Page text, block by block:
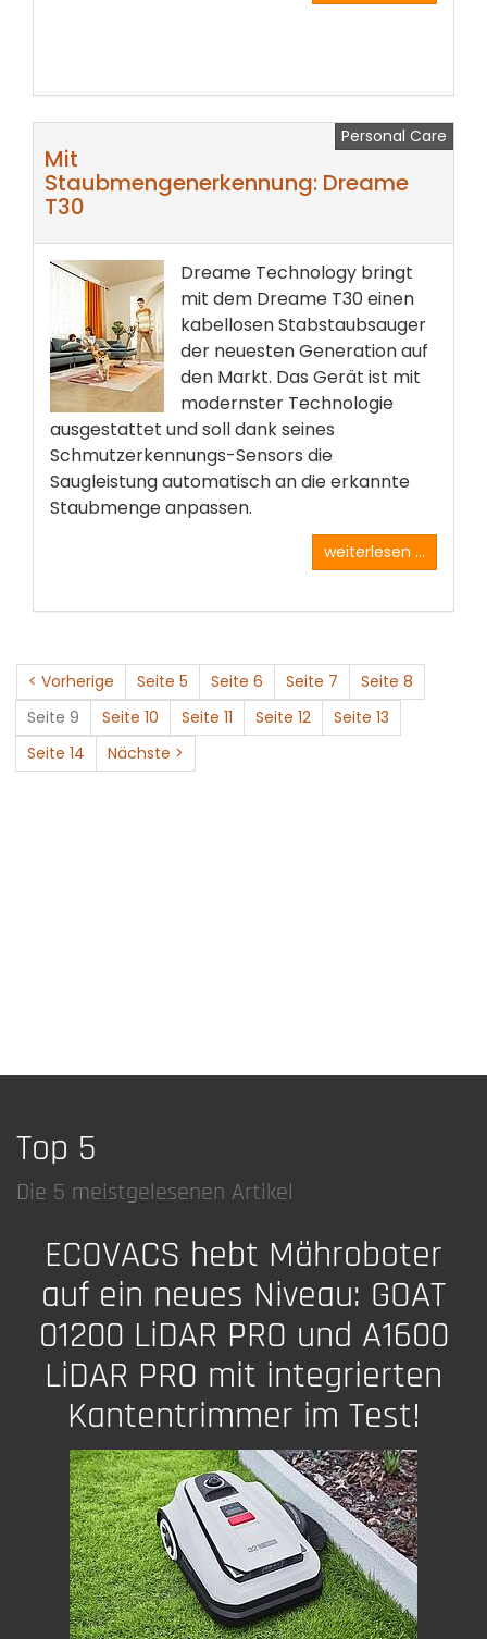
Personal Care
Mit
Staubmengenerkennung: Dreame
T30
Dreame Technology bringt
mit dem Dreame T30 einen
kabellosen Stabstaubsauger
der neuesten Generation auf
den Markt. Das Gerät ist mit
modernster Technologie
ausgestattet und soll dank seines
Schmutzerkennungs-Sensors die
Saugleistung automatisch an die erkannte
Staubmenge anpassen.
weiterlesen ...
< Vorherige Seite 5 Seite 6 Seite 7
Seite 8
Seite 9
Seite 10 Seite 11 Seite 12
Seite 13
Seite 14
Nächste >
Top 5
Die 5 meistgelesenen Artikel
ECOVACS hebt Mähroboter
auf ein neues Niveau: GOAT
01200 LiDAR PRO und A1600
LiDAR PRO mit integrierten
Kantentrimmer im Test!